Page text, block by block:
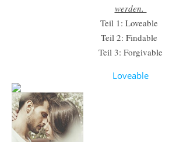
werden.
Teil 1: Loveable
Teil 2: Findable
Teil 3: Forgivable
Loveable